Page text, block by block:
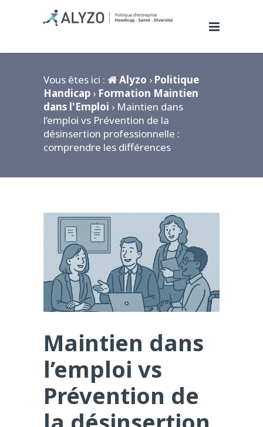
Vous êtes ici : Alyzo › Politique
Handicap › Formation Maintien
dans l'Emploi › Maintien dans
l’emploi vs Prévention de la
désinsertion professionnelle :
comprendre les différences
Maintien dans
l’emploi vs
Prévention de